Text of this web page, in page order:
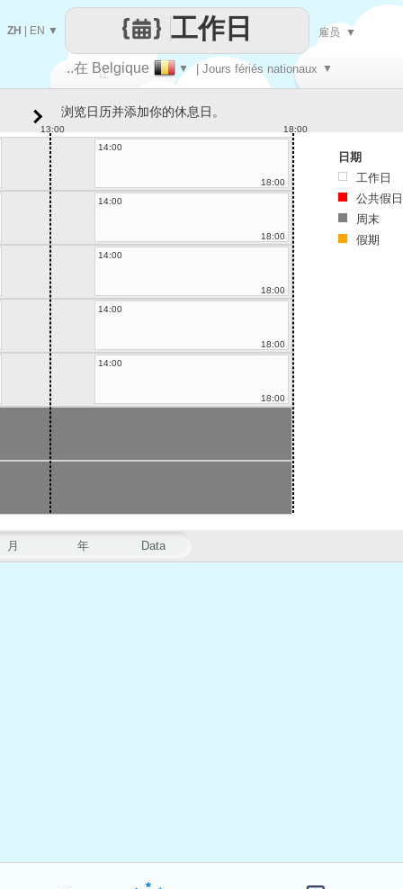
让
每一天
..在 Belgique ▼ | Jours fériés nationaux ▼
工作日
ZH EN ▼ 雇员 ▼
月 年 Data
浏览日历并添加你的休息日。
13:00
18:00
14:00
18:00
14:00
18:00
14:00
18:00
14:00
18:00
14:00
18:00
日期
工作日
公共假日
周末
假期